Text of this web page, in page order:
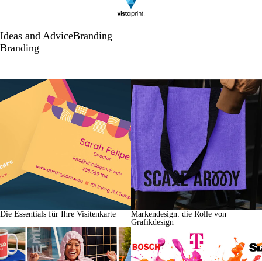
Ideas and AdviceBranding
Branding
Die Essentials für Ihre Visitenkarte
Markendesign: die Rolle von
Grafikdesign